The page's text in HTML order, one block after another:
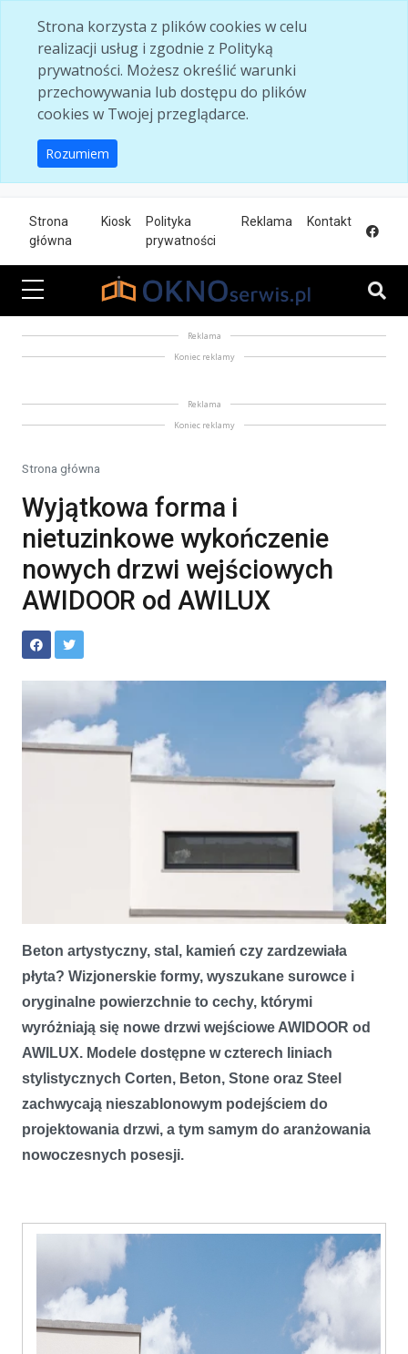
Strona korzysta z plików cookies w celu
realizacji usług i zgodnie z Polityką
prywatności. Możesz określić warunki
przechowywania lub dostępu do plików
cookies w Twojej przeglądarce.
Rozumiem
Strona
główna
Kiosk
Polityka
prywatności
Reklama Kontakt
Reklama
Koniec reklamy
Reklama
Koniec reklamy
Strona główna
Wyjątkowa forma i
nietuzinkowe wykończenie
nowych drzwi wejściowych
AWIDOOR od AWILUX
Wyjątkowa forma i nietuzinkowe wykończenie nowych drzwi
Beton artystyczny, stal, kamień czy zardzewiała
płyta? Wizjonerskie formy, wyszukane surowce i
oryginalne powierzchnie to cechy, którymi
wyróżniają się nowe drzwi wejściowe AWIDOOR od
AWILUX. Modele dostępne w czterech liniach
stylistycznych Corten, Beton, Stone oraz Steel
zachwycają nieszablonowym podejściem do
projektowania drzwi, a tym samym do aranżowania
nowoczesnych posesji.